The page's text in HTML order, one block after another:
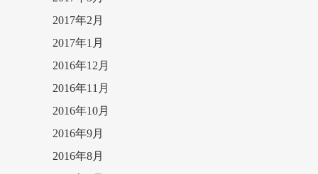
2017年2月
2017年1月
2016年12月
2016年11月
2016年10月
2016年9月
2016年8月